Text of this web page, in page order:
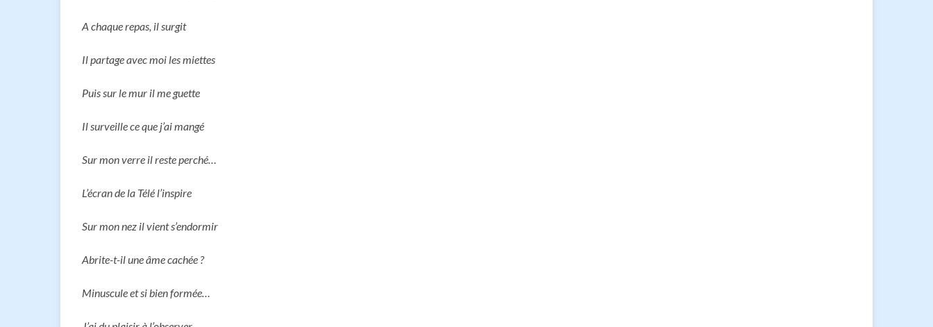
A chaque repas, il surgit
Il partage avec moi les miettes
Puis sur le mur il me guette
Il surveille ce que j’ai mangé
Sur mon verre il reste perché…
L’écran de la Télé l’inspire
Sur mon nez il vient s’endormir
Abrite-t-il une âme cachée ?
Minuscule et si bien formée…